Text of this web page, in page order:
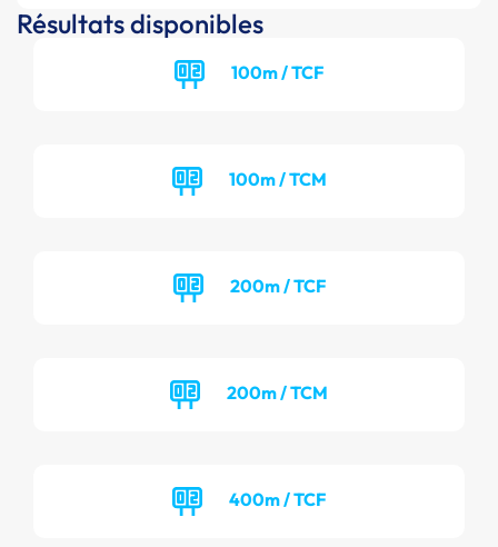
Résultats disponibles
100m / TCF
100m / TCM
200m / TCF
200m / TCM
400m / TCF